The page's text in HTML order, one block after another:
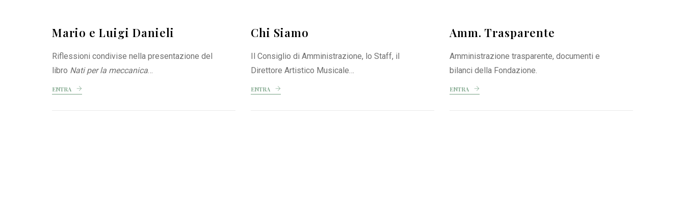
Mario e Luigi Danieli
Riflessioni condivise nella presentazione del
libro Nati per la meccanica…
ENTRA
Chi Siamo
Il Consiglio di Amministrazione, lo Staff, il
Direttore Artistico Musicale…
ENTRA
Amm. Trasparente
Amministrazione trasparente, documenti e
bilanci della Fondazione.
ENTRA